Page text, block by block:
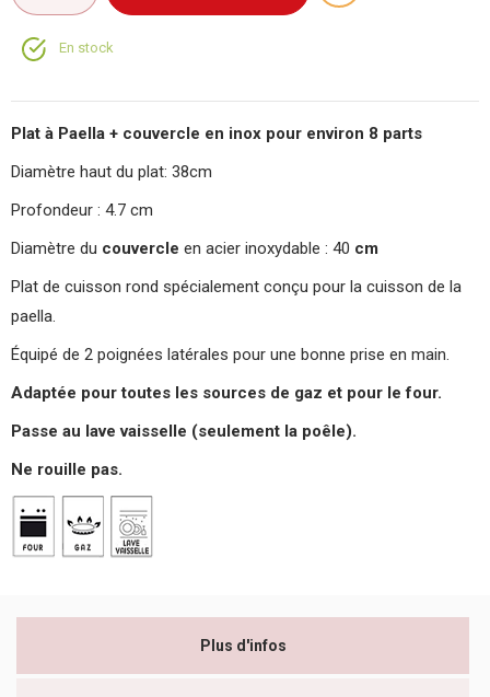
En stock
Plat à Paella + couvercle en inox pour environ 8 parts
Diamètre haut du plat: 38cm
Profondeur : 4.7 cm
Diamètre du couvercle en acier inoxydable : 40 cm
Plat de cuisson rond spécialement conçu pour la cuisson de la
paella.
Équipé de 2 poignées latérales pour une bonne prise en main.
Adaptée pour toutes les sources de gaz et pour le four.
Passe au lave vaisselle (seulement la poêle).
Ne rouille pas.
Plus d'infos